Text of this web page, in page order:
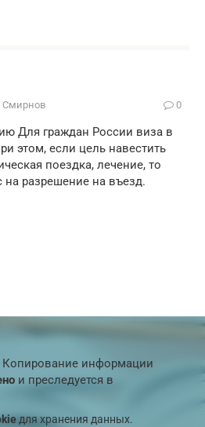
Смирнов 0
Для граждан России виза в
этом, если цель навестить
поездка, лечение, то
на разрешение на въезд.
информации
и преследуется в
для хранения данных.